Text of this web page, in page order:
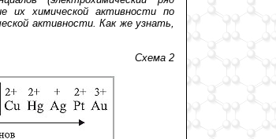
их химической активности по
активности. Как же узнать,
Схема 2